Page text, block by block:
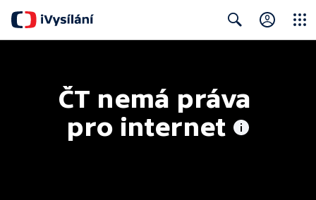
ČT nemá práva
pro internet